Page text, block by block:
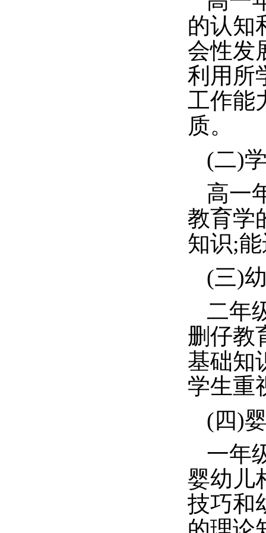
的认知
会性发
利用所
工作能
质。
(二)
高一
教育学
知识;
(三)
二年
删仔教
基础知
学生重
(四)
一年
婴幼儿
技巧和